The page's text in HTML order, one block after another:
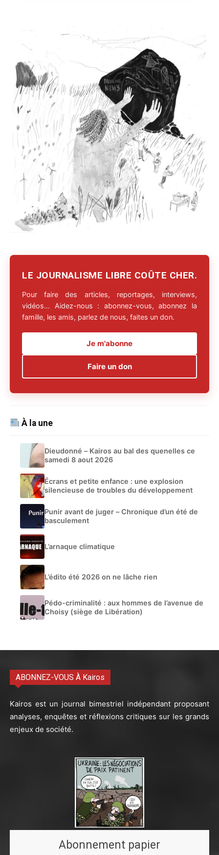
LE JOURNALISME LIBRE COÛTE CHER.
Pour faire des articles, reportages, interviews,
vidéos… Aidez-nous : abonnez-vous, abonnez la
famille, les amis, parlez de nous, faites un don.
Je m'abonne
Faire un don
À la une
Dieudonné – Kairos au bal des quenelles ce
samedi 8 aout 2026
Écrans et petite enfance : une explosion
silencieuse de troubles du développement
Punir avant de juger – Chronique d’un été de
basculement
L’arnaque climatique
L’édito été 2026 on ne lâche rien
Pédo-criminalité : aux hommes de l’avenue de
Choisy (siège de Libération)
ABONNEZ-VOUS À Kairos
Kairos est un journal bimestriel indépendant proposant
analyses, enquêtes et réflexions critiques sur les grands
enjeux de société.
Abonnement papier